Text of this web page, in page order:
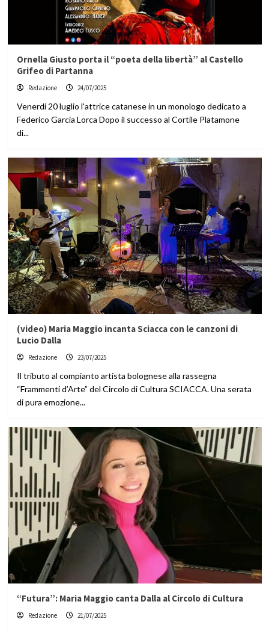
Ornella Giusto porta il “poeta della libertà” al Castello
Grifeo di Partanna
Redazione 24/07/2025
Venerdi 20 luglio l'attrice catanese in un monologo dedicato a
Federico Garcia Lorca Dopo il successo al Cortile Platamone
di...
(video) Maria Maggio incanta Sciacca con le canzoni di
Lucio Dalla
Redazione 23/07/2025
Il tributo al compianto artista bolognese alla rassegna
“Frammenti d’Arte” del Circolo di Cultura SCIACCA. Una serata
di pura emozione...
“Futura”: Maria Maggio canta Dalla al Circolo di Cultura
Redazione 21/07/2025